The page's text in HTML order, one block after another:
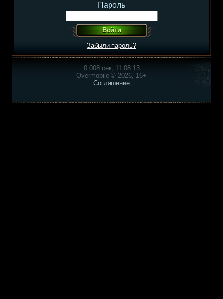
Пароль
Забыли пароль?
0.008 сек, 11:08:13
Overmobile © 2026, 16+
Соглашение